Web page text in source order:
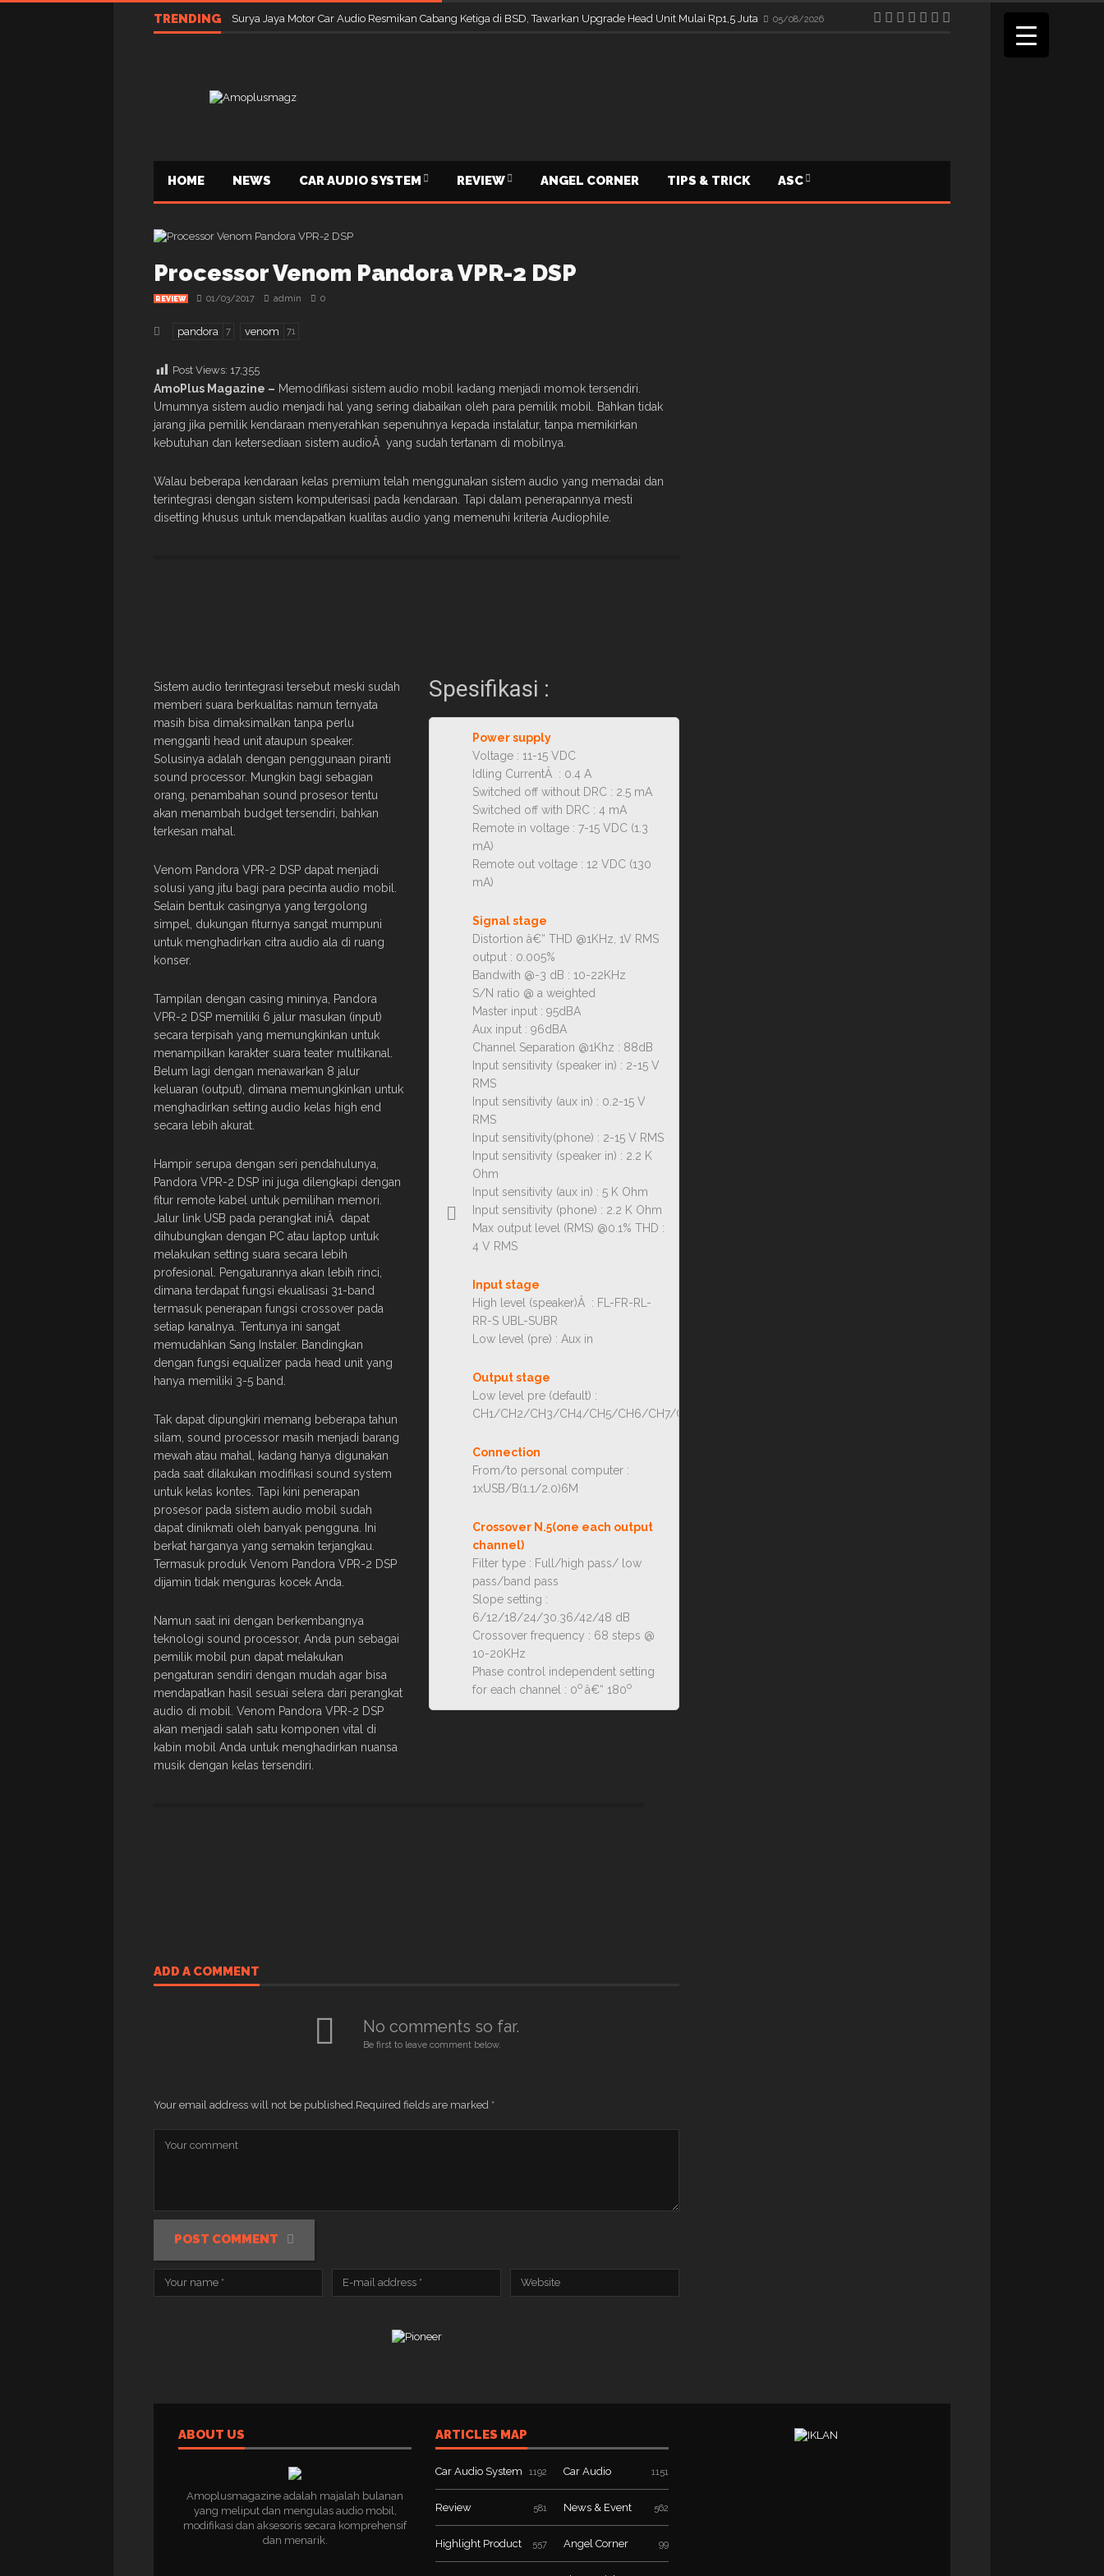
TRENDING Surya Jaya Motor Car Audio Resmikan Cabang Ketiga di BSD, Tawarkan Upgrade Head Unit Mulai Rp1,5 Juta 05/08/2026
HOME NEWS CAR AUDIO SYSTEM REVIEW ANGEL CORNER TIPS & TRICK ASC
Processor Venom Pandora VPR-2 DSP
REVIEW 01/03/2017 admin 0
pandora 7 venom 71
Post Views: 17,355
AmoPlus Magazine – Memodifikasi sistem audio mobil kadang menjadi momok tersendiri.
Umumnya sistem audio menjadi hal yang sering diabaikan oleh para pemilik mobil. Bahkan tidak
jarang jika pemilik kendaraan menyerahkan sepenuhnya kepada instalatur, tanpa memikirkan
kebutuhan dan ketersediaan sistem audioÂ yang sudah tertanam di mobilnya.
Walau beberapa kendaraan kelas premium telah menggunakan sistem audio yang memadai dan
terintegrasi dengan sistem komputerisasi pada kendaraan. Tapi dalam penerapannya mesti
disetting khusus untuk mendapatkan kualitas audio yang memenuhi kriteria Audiophile.
Sistem audio terintegrasi tersebut meski sudah
memberi suara berkualitas namun ternyata
masih bisa dimaksimalkan tanpa perlu
mengganti head unit ataupun speaker.
Solusinya adalah dengan penggunaan piranti
sound processor. Mungkin bagi sebagian
orang, penambahan sound prosesor tentu
akan menambah budget tersendiri, bahkan
terkesan mahal.
Venom Pandora VPR-2 DSP dapat menjadi
solusi yang jitu bagi para pecinta audio mobil.
Selain bentuk casingnya yang tergolong
simpel, dukungan fiturnya sangat mumpuni
untuk menghadirkan citra audio ala di ruang
konser.
Tampilan dengan casing mininya, Pandora
VPR-2 DSP memiliki 6 jalur masukan (input)
secara terpisah yang memungkinkan untuk
menampilkan karakter suara teater multikanal.
Belum lagi dengan menawarkan 8 jalur
keluaran (output), dimana memungkinkan untuk
menghadirkan setting audio kelas high end
secara lebih akurat.
Hampir serupa dengan seri pendahulunya,
Pandora VPR-2 DSP ini juga dilengkapi dengan
fitur remote kabel untuk pemilihan memori.
Jalur link USB pada perangkat iniÂ dapat
dihubungkan dengan PC atau laptop untuk
melakukan setting suara secara lebih
profesional. Pengaturannya akan lebih rinci,
dimana terdapat fungsi ekualisasi 31-band
termasuk penerapan fungsi crossover pada
setiap kanalnya. Tentunya ini sangat
memudahkan Sang Instaler. Bandingkan
dengan fungsi equalizer pada head unit yang
hanya memiliki 3-5 band.
Tak dapat dipungkiri memang beberapa tahun
silam, sound processor masih menjadi barang
mewah atau mahal, kadang hanya digunakan
pada saat dilakukan modifikasi sound system
untuk kelas kontes. Tapi kini penerapan
prosesor pada sistem audio mobil sudah
dapat dinikmati oleh banyak pengguna. Ini
berkat harganya yang semakin terjangkau.
Termasuk produk Venom Pandora VPR-2 DSP
dijamin tidak menguras kocek Anda.
Namun saat ini dengan berkembangnya
teknologi sound processor, Anda pun sebagai
pemilik mobil pun dapat melakukan
pengaturan sendiri dengan mudah agar bisa
mendapatkan hasil sesuai selera dari perangkat
audio di mobil. Venom Pandora VPR-2 DSP
akan menjadi salah satu komponen vital di
kabin mobil Anda untuk menghadirkan nuansa
musik dengan kelas tersendiri.
Spesifikasi :
Power supply
Voltage : 11-15 VDC
Idling CurrentÂ : 0.4 A
Switched off without DRC : 2.5 mA
Switched off with DRC : 4 mA
Remote in voltage : 7-15 VDC (1.3
mA)
Remote out voltage : 12 VDC (130
mA)
Signal stage
Distortion â€“ THD @1KHz, 1V RMS
output : 0.005%
Bandwith @-3 dB : 10-22KHz
S/N ratio @ a weighted
Master input : 95dBA
Aux input : 96dBA
Channel Separation @1Khz : 88dB
Input sensitivity (speaker in) : 2-15 V
RMS
Input sensitivity (aux in) : 0.2-15 V
RMS
Input sensitivity(phone) : 2-15 V RMS
Input sensitivity (speaker in) : 2.2 K
Ohm
Input sensitivity (aux in) : 5 K Ohm
Input sensitivity (phone) : 2.2 K Ohm
Max output level (RMS) @0.1% THD :
4 V RMS
Input stage
High level (speaker)Â : FL-FR-RL-
RR-S UBL-SUBR
Low level (pre) : Aux in
Output stage
Low level pre (default) :
CH1/CH2/CH3/CH4/CH5/CH6/CH7/CH8
Connection
From/to personal computer :
1xUSB/B(1.1/2.0)6M
Crossover N.5(one each output
channel)
Filter type : Full/high pass/ low
pass/band pass
Slope setting :
6/12/18/24/30.36/42/48 dB
Crossover frequency : 68 steps @
10-20KHz
Phase control independent setting
for each channel : 0o â€“ 180o
ADD A COMMENT
No comments so far.
Be first to leave comment below.
Your email address will not be published. Required fields are marked *
POST COMMENT
ABOUT US
Amoplusmagazine adalah majalah bulanan
yang meliput dan mengulas audio mobil,
modifikasi dan aksesoris secara komprehensif
dan menarik.
ARTICLES MAP
Car Audio System 1192 Car Audio 1151
Review 581 News & Event 562
Highlight Product 557 Angel Corner 99